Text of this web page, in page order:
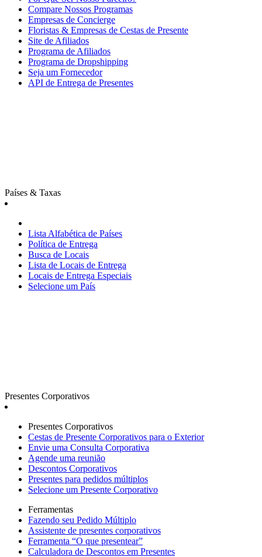
Compare Nossos Programas
Empresas de Concierge
Floristas & Empresas de Cestas de Presente
Site de Afiliados
Programa de Afiliados
Programa de Dropshipping
Seja um Fornecedor
API de Entrega de Presentes
Países & Taxas
Lista Alfabética de Países
Política de Entrega
Busca de Locais
Lista de Locais de Entrega
Locais de Entrega Especiais
Selecione um País
Presentes Corporativos
Presentes Corporativos
Cestas de Presente Corporativos para o Exterior
Envie uma Consulta Corporativa
Agende uma reunião
Descontos Corporativos
Presentes para pedidos múltiplos
Selecione um Presente Corporativo
Ferramentas
Fazendo seu Pedido Múltiplo
Assistente de presentes corporativos
Ferramenta “O que presentear”
Calculadora de Descontos em Presentes